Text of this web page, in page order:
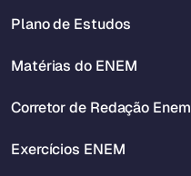
Plano de Estudos
Matérias do ENEM
Corretor de Redação Enem
Exercícios ENEM